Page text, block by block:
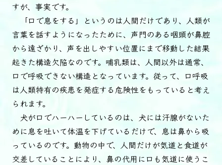
すが、事実です。
「口で息をする」というのは人間だけであり、人類が
言葉を話すようになったために、声門のある咽頭が鼻腔
から遠ざかり、声を出しやすい位置にまで移動した結果
起きた構造欠陥なのです。哺乳類は、人間以外は通常、
口で呼吸できない構造となっています。従って、口呼吸
は人類特有の疾患を発症する危険性をもっていると考え
られます。
犬が口でハーハーしているのは、犬には汗腺がないた
めに息を吐いて体温を下げているだけで、息は鼻から吸
っているのです。動物の中で、人間だけが気道と食道が
交差していることにより、鼻の代用に口も気道に使うこ